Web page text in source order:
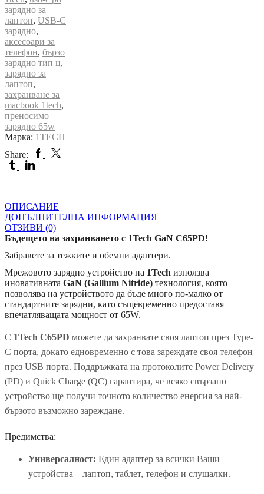
зарядно за
лаптоп, USB-C
зарядно,
аксесоари за
телефон, бързо
зарядно тип ц,
зарядно за
лаптоп,
захранване за
macbook 1tech,
преносимо
зарядно 65w
Марка: 1TECH
Share:
Facebook
Twitter
TumblrLinkedin
ОПИСАНИЕ
ДОПЪЛНИТЕЛНА ИНФОРМАЦИЯ
ОТЗИВИ (0)
Бъдещето на захранването с 1Tech GaN C65PD!
Забравете за тежките и обемни адаптери.
Мрежовото зарядно устройство на 1Tech използва
иновативната GaN (Gallium Nitride) технология, която
позволява на устройството да бъде много по-малко от
стандартните зарядни, като същевременно предоставя
впечатляващата мощност от 65W.
С 1Tech C65PD можете да захранвате своя лаптоп през Type-
C порта, докато едновременно с това зареждате своя телефон
през USB порта. Поддръжката на протоколите Power Delivery
(PD) и Quick Charge (QC) гарантира, че всяко свързано
устройство ще получи точното количество енергия за най-
бързото възможно зареждане.
Предимства:
Универсалност: Един адаптер за всички Ваши
устройства – лаптоп, таблет, телефон и слушалки.